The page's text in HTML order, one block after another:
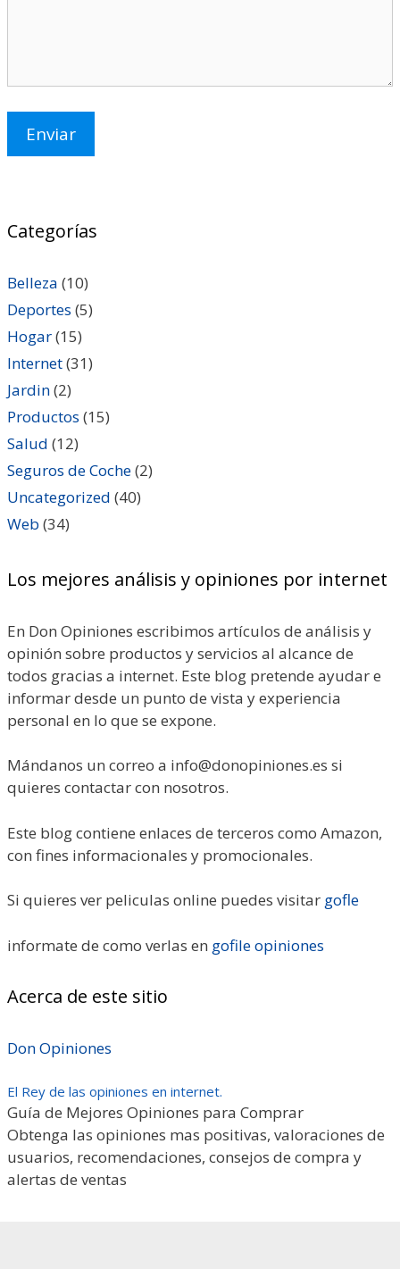
Categorías
Belleza (10)
Deportes (5)
Hogar(15)
Internet(31)
Jardin(2)
Productos (15)
Salud (12)
Seguros de Coche(2)
Uncategorized (40)
Web (34)
Los mejores análisis y opiniones por internet
En Don Opiniones escribimos artículos de análisis y
opinión sobre productos y servicios al alcance de
todos gracias a internet. Este blog pretende ayudar e
informar desde un punto de vista y experiencia
personal en lo que se expone.
Mándanos un correo a info@donopiniones.es si
quieres contactar con nosotros.
Este blog contiene enlaces de terceros como Amazon,
con fines informacionales y promocionales.
Si quieres ver peliculas online puedes visitar gofle
informate de como verlas en gofile opiniones
Acerca de este sitio
Don Opiniones
El Rey de las opiniones en internet.
Guía de Mejores Opiniones para Comprar
Obtenga las opiniones mas positivas, valoraciones de
usuarios, recomendaciones, consejos de compra y
alertas de ventas